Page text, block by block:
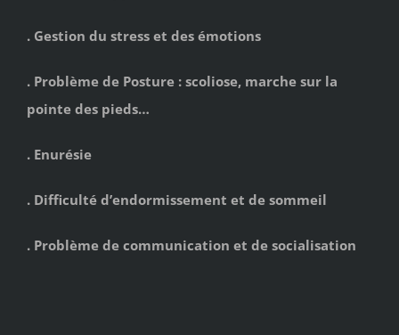
. Gestion du stress et des émotions
. Problème de Posture : scoliose, marche sur la
pointe des pieds…
. Enurésie
. Difficulté d’endormissement et de sommeil
. Problème de communication et de socialisation